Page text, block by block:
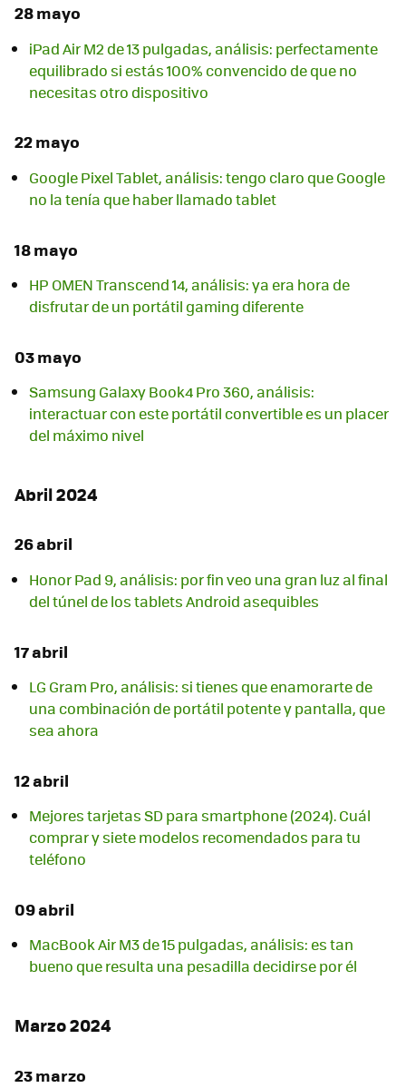
28 mayo
iPad Air M2 de 13 pulgadas, análisis: perfectamente
equilibrado si estás 100% convencido de que no
necesitas otro dispositivo
22 mayo
Google Pixel Tablet, análisis: tengo claro que Google
no la tenía que haber llamado tablet
18 mayo
HP OMEN Transcend 14, análisis: ya era hora de
disfrutar de un portátil gaming diferente
03 mayo
Samsung Galaxy Book4 Pro 360, análisis:
interactuar con este portátil convertible es un placer
del máximo nivel
Abril 2024
26 abril
Honor Pad 9, análisis: por fin veo una gran luz al final
del túnel de los tablets Android asequibles
17 abril
LG Gram Pro, análisis: si tienes que enamorarte de
una combinación de portátil potente y pantalla, que
sea ahora
12 abril
Mejores tarjetas SD para smartphone (2024). Cuál
comprar y siete modelos recomendados para tu
teléfono
09 abril
MacBook Air M3 de 15 pulgadas, análisis: es tan
bueno que resulta una pesadilla decidirse por él
Marzo 2024
23 marzo